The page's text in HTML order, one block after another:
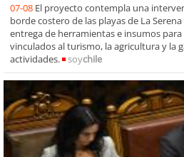
07-08 El proyecto contempla una
borde costero de las playas de La
entrega de herramientas e insumos
vinculados al turismo, la agricultura y la
actividades.
soychile